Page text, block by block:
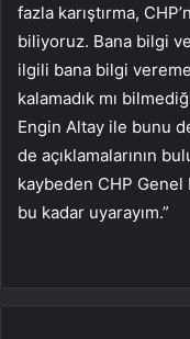
fazla karıştırma,
biliyoruz. Bana bilgi
ilgili bana bilgi
kalamadık mı
Engin Altay ile bunu
de açıklamalarının
kaybeden CHP
bu kadar uyarayım.”